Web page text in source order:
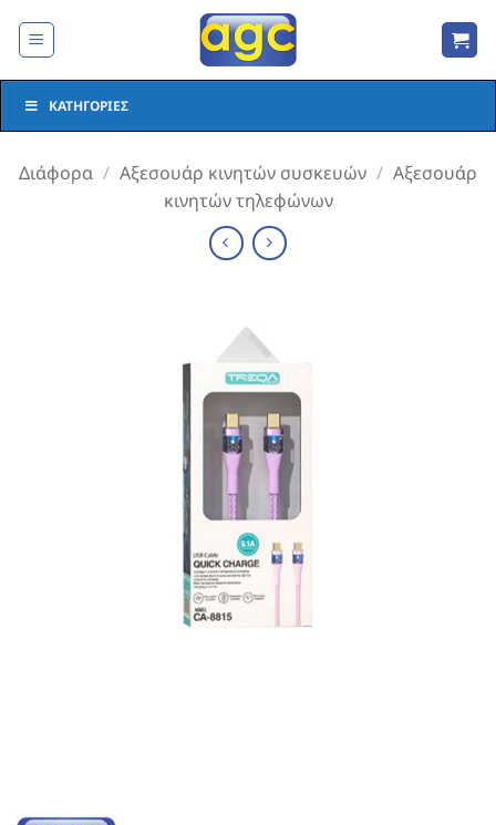
στο
ΚΑΤΗΓΟΡΊΕΣ
Διάφορα / Αξεσουάρ κινητών συσκευών / Αξεσουάρ
κινητών τηλεφώνων